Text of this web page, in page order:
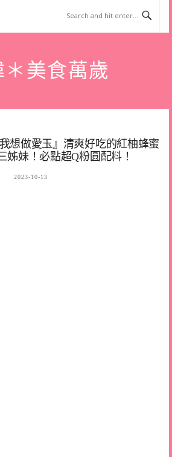
＊美食萬歲
想做愛玉』清爽好吃的紅柚蜂蜜
姊妹！必點超Q粉圓配料！
2023-10-13